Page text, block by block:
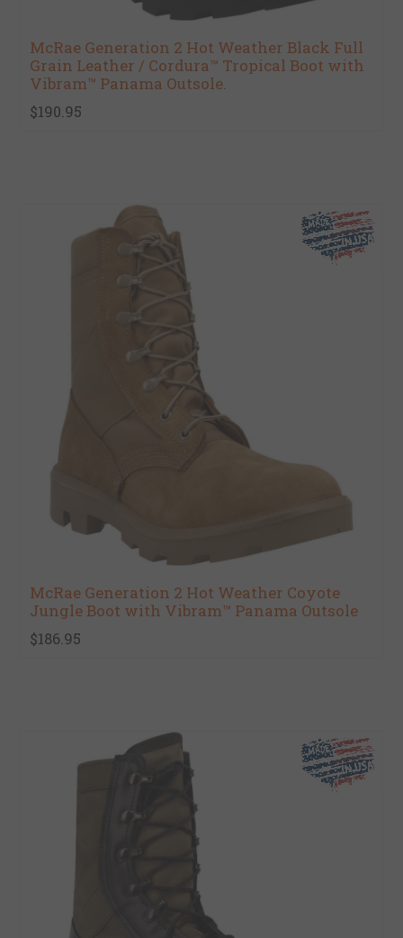
McRae Generation 2 Hot Weather Black Full
Grain Leather / Cordura™ Tropical Boot with
Vibram™ Panama Outsole.
$190.95
McRae Generation 2 Hot Weather Coyote
Jungle Boot with Vibram™ Panama Outsole
$186.95